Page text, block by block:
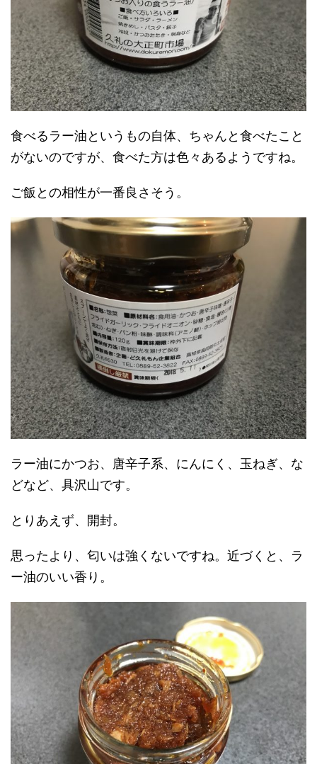
食べるラー油というもの自体、ちゃんと食べたこと
がないのですが、食べた方は色々あるようですね。
ご飯との相性が一番良さそう。
ラー油にかつお、唐辛子系、にんにく、玉ねぎ、な
どなど、具沢山です。
とりあえず、開封。
思ったより、匂いは強くないですね。近づくと、ラ
ー油のいい香り。